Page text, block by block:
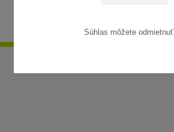
Súhlas môžete odmietnuť